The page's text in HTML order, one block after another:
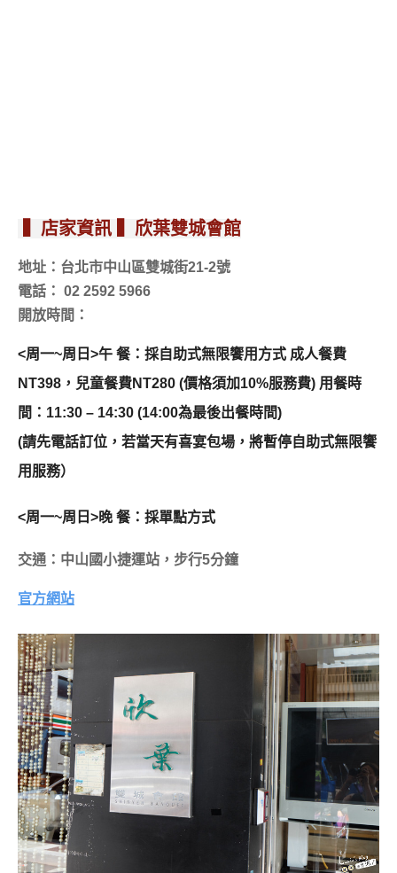
▍店家資訊 ▍欣葉雙城會館
地址：台北市中山區雙城街21-2號
電話： 02 2592 5966
開放時間：
<周一~周日>午 餐：採自助式無限饗用方式 成人餐費
NT398，兒童餐費NT280 (價格須加10%服務費) 用餐時
間：11:30 – 14:30 (14:00為最後出餐時間)
(請先電話訂位，若當天有喜宴包場，將暫停自助式無限饗
用服務）
<周一~周日>晚 餐：採單點方式
交通：中山國小捷運站，步行5分鐘
官方網站